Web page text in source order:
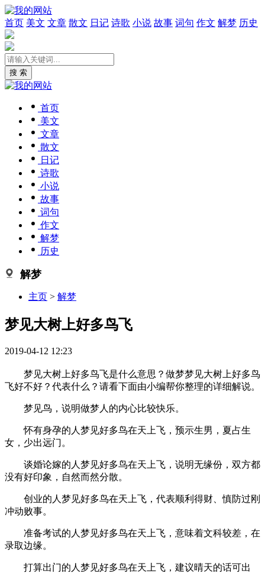
首页 美文 文章 散文 日记 诗歌 小说 故事 词句 作文 解梦 历史
搜 索
首页
美文
文章
散文
日记
诗歌
小说
故事
词句
作文
解梦
历史
解梦
主页 > 解梦
梦见大树上好多鸟飞
2019-04-12 12:23
梦见大树上好多鸟飞是什么意思？做梦梦见大树上好多鸟
飞好不好？代表什么？请看下面由小编帮你整理的详细解说。
梦见鸟，说明做梦人的内心比较快乐。
怀有身孕的人梦见好多鸟在天上飞，预示生男，夏占生
女，少出远门。
谈婚论嫁的人梦见好多鸟在天上飞，说明无缘份，双方都
没有好印象，自然而然分散。
创业的人梦见好多鸟在天上飞，代表顺利得财、慎防过刚
冲动败事。
准备考试的人梦见好多鸟在天上飞，意味着文科较差，在
录取边缘。
打算出门的人梦见好多鸟在天上飞，建议晴天的话可出